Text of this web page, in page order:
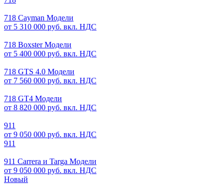
718 Cayman Модели
от 5 310 000 руб. вкл. НДС
718 Boxster Модели
от 5 400 000 руб. вкл. НДС
718 GTS 4.0 Модели
от 7 560 000 руб. вкл. НДС
718 GT4 Модели
от 8 820 000 руб. вкл. НДС
911
от 9 050 000 руб. вкл. НДС
911
911 Carrera и Targa Модели
от 9 050 000 руб. вкл. НДС
Новый